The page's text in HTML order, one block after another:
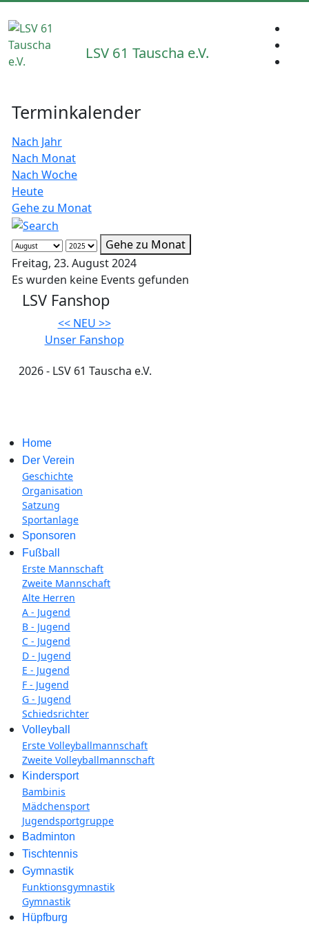
LSV 61 Tauscha e.V.
Terminkalender
Nach Jahr
Nach Monat
Nach Woche
Heute
Gehe zu Monat
Gehe zu Monat
Freitag, 23. August 2024
Es wurden keine Events gefunden
LSV Fanshop
<< NEU >>
Unser Fanshop
2026 - LSV 61 Tauscha e.V.
Home
Der Verein
Geschichte
Organisation
Satzung
Sportanlage
Sponsoren
Fußball
Erste Mannschaft
Zweite Mannschaft
Alte Herren
A - Jugend
B - Jugend
C - Jugend
D - Jugend
E - Jugend
F - Jugend
G - Jugend
Schiedsrichter
Volleyball
Erste Volleyballmannschaft
Zweite Volleyballmannschaft
Kindersport
Bambinis
Mädchensport
Jugendsportgruppe
Badminton
Tischtennis
Gymnastik
Funktionsgymnastik
Gymnastik
Hüpfburg